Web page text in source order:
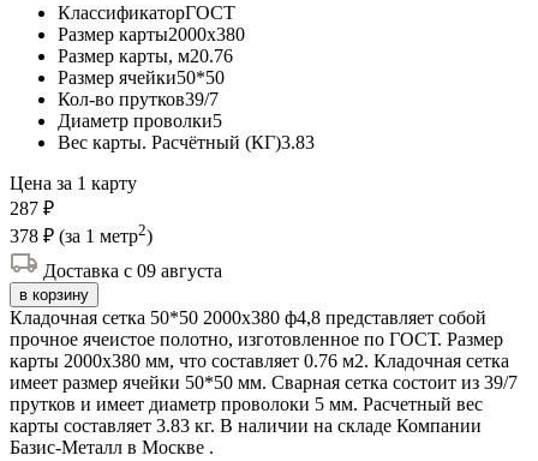
КлассификаторГОСТ
Размер карты2000х380
Размер карты, м20.76
Размер ячейки50*50
Кол-во прутков39/7
Диаметр проволки5
Вес карты. Расчётный (КГ)3.83
Цена за 1 карту
287 ₽
378 ₽ (за 1 метр2)
Доставка с 09 августа
в корзину
Кладочная сетка 50*50 2000х380 ф4,8 представляет собой
прочное ячеистое полотно, изготовленное по ГОСТ. Размер
карты 2000х380 мм, что составляет 0.76 м2. Кладочная сетка
имеет размер ячейки 50*50 мм. Сварная сетка состоит из 39/7
прутков и имеет диаметр проволоки 5 мм. Расчетный вес
карты составляет 3.83 кг. В наличии на складе Компании
Базис-Металл в Москве .